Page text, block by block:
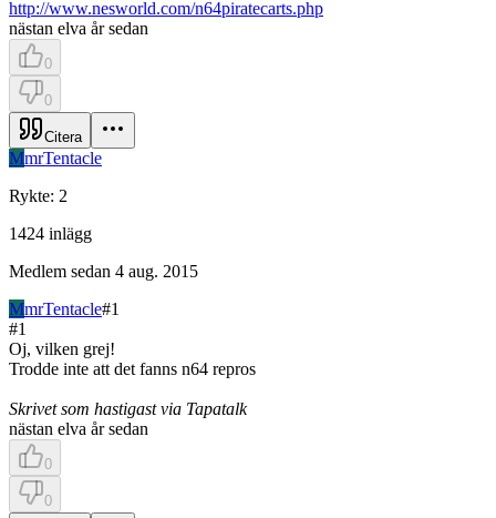
http://www.nesworld.com/n64piratecarts.php
nästan elva år sedan
0
0
Citera
MmrTentacle
Rykte: 2
1424 inlägg
Medlem sedan 4 aug. 2015
MmrTentacle#1
#1
Oj, vilken grej!
Trodde inte att det fanns n64 repros
Skrivet som hastigast via Tapatalk
nästan elva år sedan
0
0